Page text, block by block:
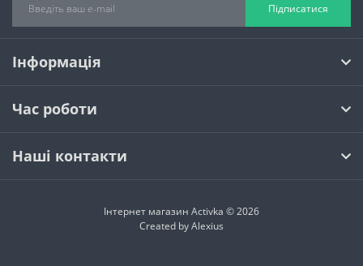
Підписатися
Інформація
Час роботи
Наші контакти
Інтернет магазин Activka © 2026
Created byAlexius